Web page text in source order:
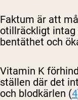
Faktum är att
otillräckligt intag
bentäthet och
Vitamin K
ställen där det
och blodkärlen (4